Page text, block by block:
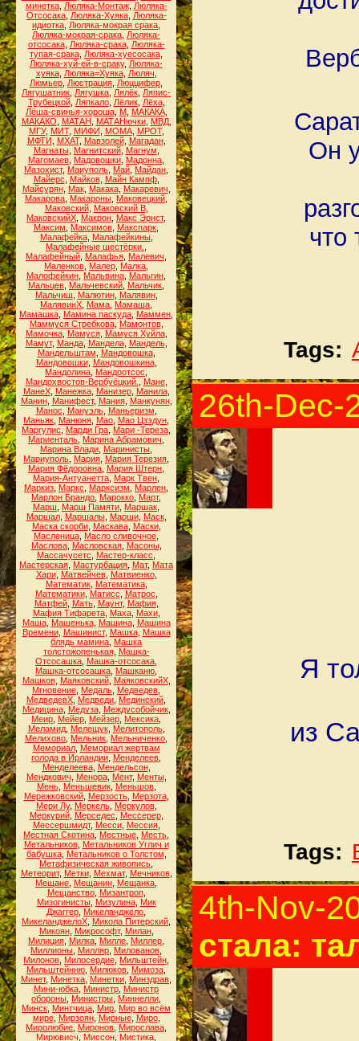
минетка, Люляка-Монтаж, Люляка-
Отсосака, Люляка-Хуяка, Люляка-
идиотка Люляка-мокрая срака
Люляка-мокрая-срака Люляка-
отсосака, Люляка-срака, Люляка-
тупая-срака Люляка-хуесосака
Люляка-хуй-ей-в-сраку, Люляка-
хуяка, Люляка=Хуяка, Люляч
Люмьер Люстрация Люццифер
Лягушатник Лягушка Лялёк Ляпис-
Трубецкой, Ляпкало, Лёлик, Лёха,
Лёша-свинья-хороша, М, МАКАКА,
МАКАКО
МАТАН МАТАНючки, МВД,
МГУ, МИТ, МИФИ МОМА, МРОТ,
МФТИ
МХАТ, Мавзолей, Магадан,
Магнаты, Магнитский, Магнум
Магомаев Мадовошки Мадонна
Мазохист, Маиуполь Май Майдан
Майерс
Майков, Майн Кампф,
Майсурян, Мак, Макака, Макаревич
Макарова Макароны Маковецкий
Маковский, Маковский В,
МаковскийХ Макрон Макс Эрнст,
Максим
Максимов Макспарк
Малафейка, Малафейкины,
Малафейные шестёрки.
Малафейный Малафья Малевич
Маленков Малер Малка
Малофейкин Мальвина Мальгин
Мальцев Мальчевский Мальчик
Мальчиш
Малютин, Малявин,
МалявинХ Мама Мамаша
Мамашка Мамина паскуда Маммен
Маммуся Стребкова, Мамонтов,
Мамочка, Мамуся, Мамуся Хуйла,
Мамут, Манда, Мандела, Мандель,
Мандельштам
Мандовошка,
Мандовошки, Мандовошкина,
Мандолина Мандоотсос
Мандохвостов-Вербуёцкий.
Мане,
МанеХ, Манежка, Манизер, Манила,
Манин, Манифест, Мания, Манкунян,
Манос
Мануэль, Маньеризм
Маньяк Манюня Мао Мао Цзэдун
Маргулис
Марди Гра Мари -Тереза
Мариенталь Марина Абрамович
Марина Влади Маринисты
Мариуполь Мария Мария Терезия
Мария Фёдоровна Мария Штерн
Мария-Антуанетта Марк Твен
Маркиз Маркс Марксизм Марлен
Марлон Брандо Марокко Март,
Марш
Марш Памяти Маршак
Маршал, Маршалы, Марши, Маск,
Маска скорби, Маскава, Маски,
Масленица Масло сливочное
Маслова, Масловская, Масоны,
Массачусетс
Мастер-класс
Мастерская Мастурбация Мат, Мата
Хари, Матвейчев, Матвиенко,
Математик, Математика,
Математики, Матисс Матрос
Матфей, Мать, Маунт, Мафия,
Мафия Тифарета, Маха, Махи,
Маша, Машенька, Машина, Машина
Времени, Машинист, Машка, Машка
блядь мамина Машка
толстожопенькая, Машка-
Отсосашка Машка-отсосака
Машка-отсосашка Машканю
Машков, Маяковский, МаяковскийХ,
Мгновение Медаль Медведев
МедведевХ Медведи Мединский
Медицина, Медуза, Междусобойчик,
Меир Мейер Мейзер Мексика
Меламид, Мелещук, Мелитополь,
Мелихово Мельник Мельниченко
Мемориал, Мемориал жертвам
голода в Ирландии Менделеев
Менделеева, Мендельсон,
Мендкович
Менора, Мент, Менты,
Мень, Меньшевик, Меньшов,
Мережковский, Мерзость, Мерзота,
Мери Лу, Меркель, Меркулов,
Меркурий, Мерседес Мессерер,
Мессершмидт, Месси, Мессия,
Местная Скотина Местные Месть
Метальников, Метальников Углич и
бабушка, Метальников о Толстом
Метафизическая живопись
Метеорит, Метки, Мехмат, Мечников,
Мещане Мещанин Мещанка
Мещанство, Мизантроп,
Мизогинисты, Мизулина, Мик
Джаггер Микеланджело
МикеланджелоХ Микола Питерский
Микоян, Микрософт, Милан,
Милиция Милка Милле Миллер
Миллионы Милляр Милованов
Милонов Милосердие Мильштейн
Мильштейнню Милюков Мимоза
Минет, Минетка Минетки Минздрав
Мини-юбка Министр Министр
обороны Министры Миннелли
Минск Минтчица Мир Мир во всём
мире, Мирзоян, Мирные, Миро,
Миролюбие Миронов Мирослава
Мирювисч
Миссон Мистика
Он
что
Tags:
26th-Dec-
Я
из
Tags:
4th-Nov-
стала: